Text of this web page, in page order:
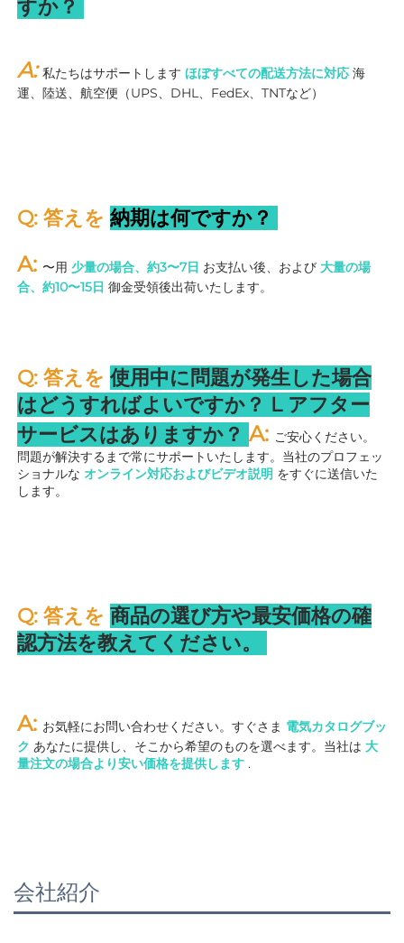
すか？
A: 私たちはサポートします ほぼすべての配送方法に対応 海
運、陸送、航空便（UPS、DHL、FedEx、TNTなど）
Q: 答えを 納期は何ですか？
A: 〜用 少量の場合、約3〜7日 お支払い後、および 大量の場
合、約10〜15日 御金受領後出荷いたします。
Q: 答えを 使用中に問題が発生した場合
はどうすればよいですか？ L アフター
サービスはありますか？ A: ご安心ください。
問題が解決するまで常にサポートいたします。当社のプロフェッ
ショナルな オンライン対応およびビデオ説明 をすぐに送信いた
します。
Q: 答えを 商品の選び方や最安価格の確
認方法を教えてください。
A: お気軽にお問い合わせください。すぐさま 電気カタログブッ
ク あなたに提供し、そこから希望のものを選べます。当社は 大
量注文の場合より安い価格を提供します .
会社紹介